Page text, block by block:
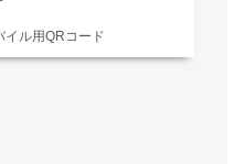
イル用QRコード